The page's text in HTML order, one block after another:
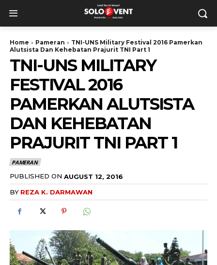
Home Pameran
TNI-UNS Military Festival 2016 Pamerkan
Alutsista Dan Kehebatan Prajurit TNI Part 1
TNI-UNS MILITARY
FESTIVAL 2016
PAMERKAN ALUTSISTA
DAN KEHEBATAN
PRAJURIT TNI PART 1
PAMERAN
PUBLISHED ON AUGUST 12, 2016
BY REZA K. DARMAWAN